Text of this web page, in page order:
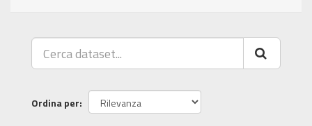
Ordina per